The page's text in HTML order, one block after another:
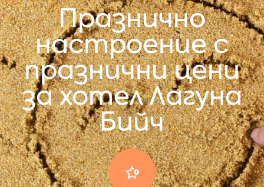
Празнично
настроение с
празнични цени
за хотел Лагуна
Бийч